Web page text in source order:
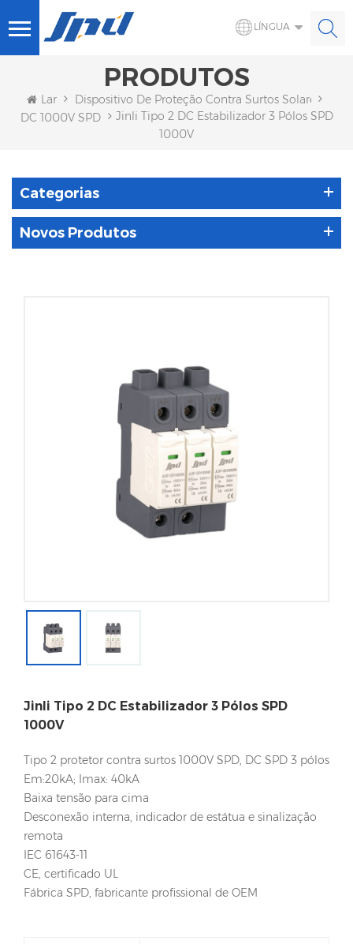
LÍNGUA
PRODUTOS
Lar
Dispositivo De Proteção Contra Surtos Solares
DC 1000V SPD
Jinli Tipo 2 DC Estabilizador 3 Pólos SPD
1000V
Categorias
Novos Produtos
Jinli Tipo 2 DC Estabilizador 3 Pólos SPD
1000V
Tipo 2 protetor contra surtos 1000V SPD, DC SPD 3 pólos
Em:20kA; Imax: 40kA
Baixa tensão para cima
Desconexão interna, indicador de estátua e sinalização
remota
IEC 61643-11
CE, certificado UL
Fábrica SPD, fabricante profissional de OEM